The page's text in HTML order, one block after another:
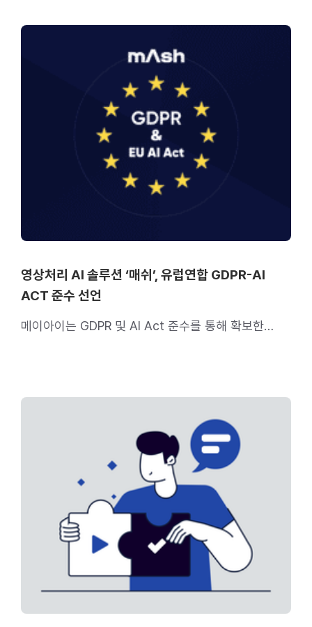
영상처리 AI 솔루션 ‘매쉬’, 유럽연합 GDPR-AI
ACT 준수 선언
메이아이는 GDPR 및 AI Act 준수를 통해 확보한